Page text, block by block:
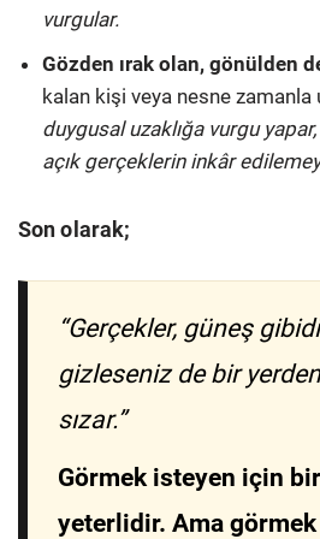
vurgular.
Gözden ırak olan, gönülden
kalan kişi veya nesne zamanla
duygusal uzaklığa vurgu
açık gerçeklerin inkâr
Son olarak;
“Gerçekler, güneş
gizleseniz de bir
sızar.”
Görmek isteyen için
yeterlidir. Ama